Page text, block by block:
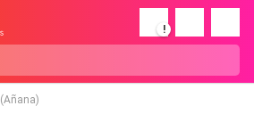
!